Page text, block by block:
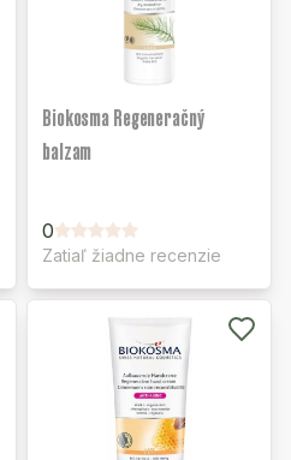
Biokosma Regeneračný
balzam
0
Zatiaľ žiadne recenzie